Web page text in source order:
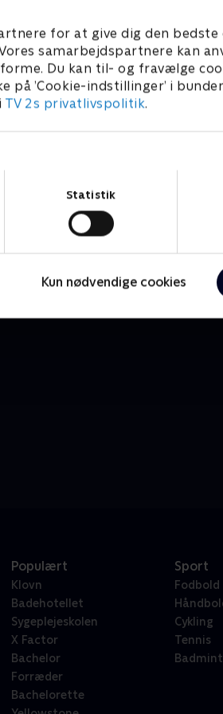
for at give dig den bedste
samarbejdspartnere kan
Du kan til- og fravælge
’Cookie-indstillinger’ i
TV 2s privatlivspolitik.
Statistik
Kun nødvendige cookies
Populært
Klovn
Badehotellet
Sygeplejeskolen
X Factor
Bachelor
Forræder
Bachelorette
Sport
Fodbold
Cykling
Tennis